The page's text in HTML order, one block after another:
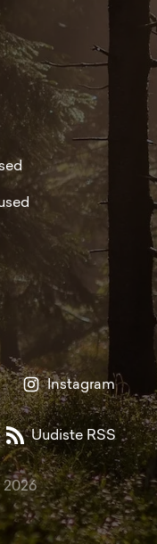
Instagram
Uudiste RSS
2026